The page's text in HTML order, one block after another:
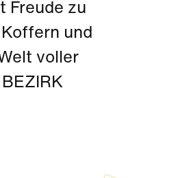
Freude zu
und
voller